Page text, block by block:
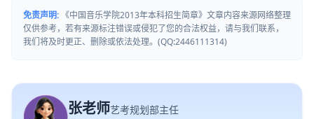
免责声明: 《中国音乐学院2013年本科招生简章》文章内容来源网络整理
仅供参考，若有来源标注错误或侵犯了您的合法权益，请与我们联系，
我们将及时更正、删除或依法处理。(QQ:2446111314)
张老师艺考规划部主任